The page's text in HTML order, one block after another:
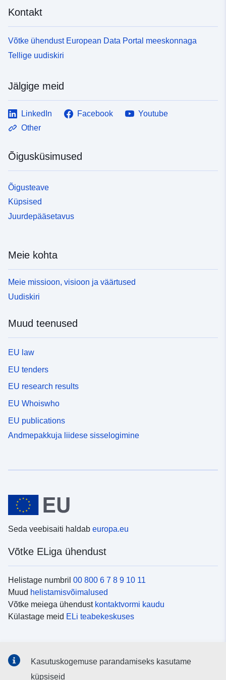
Kontakt
Võtke ühendust European Data Portal meeskonnaga
Tellige uudiskiri
Jälgige meid
LinkedIn Facebook
Youtube
Other
Õigusküsimused
Õigusteave
Küpsised
Juurdepääsetavus
Meie kohta
Meie missioon, visioon ja väärtused
Uudiskiri
Muud teenused
EU law
EU tenders
EU research results
EU Whoiswho
EU publications
Andmepakkuja liidese sisselogimine
Seda veebisaiti haldab europa.eu
Võtke ELiga ühendust
Helistage numbril 00 800 6 7 8 9 10 11
Muud helistamisvõimalused
Võtke meiega ühendust kontaktvormi kaudu
Külastage meid ELi teabekeskuses
Otsige ELi teavet
Kasutuskogemuse parandamiseks kasutame
küpsiseid